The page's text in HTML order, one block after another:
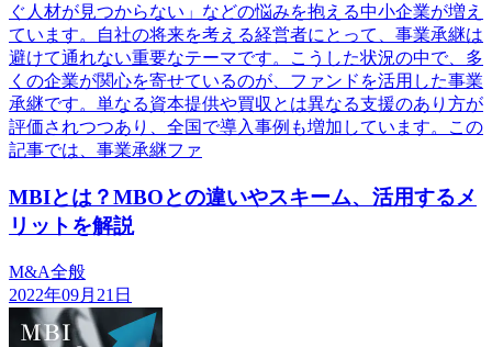
ぐ人材が見つからない」などの悩みを抱える中小企業が増え
ています。自社の将来を考える経営者にとって、事業承継は
避けて通れない重要なテーマです。こうした状況の中で、多
くの企業が関心を寄せているのが、ファンドを活用した事業
承継です。単なる資本提供や買収とは異なる支援のあり方が
評価されつつあり、全国で導入事例も増加しています。この
記事では、事業承継ファ
MBIとは？MBOとの違いやスキーム、活用するメ
リットを解説
M&A全般
2022年09月21日